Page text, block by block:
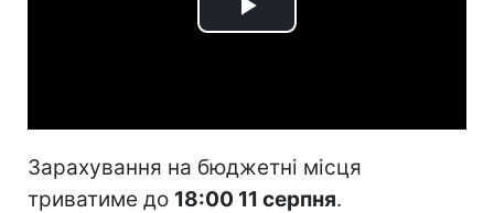
Play
Зарахування на бюджетні місця
триватиме до 18:00 11 серпня.